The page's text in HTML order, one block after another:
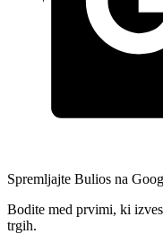
Spremljajte Bulios na
Bodite med prvimi, ki
trgih.